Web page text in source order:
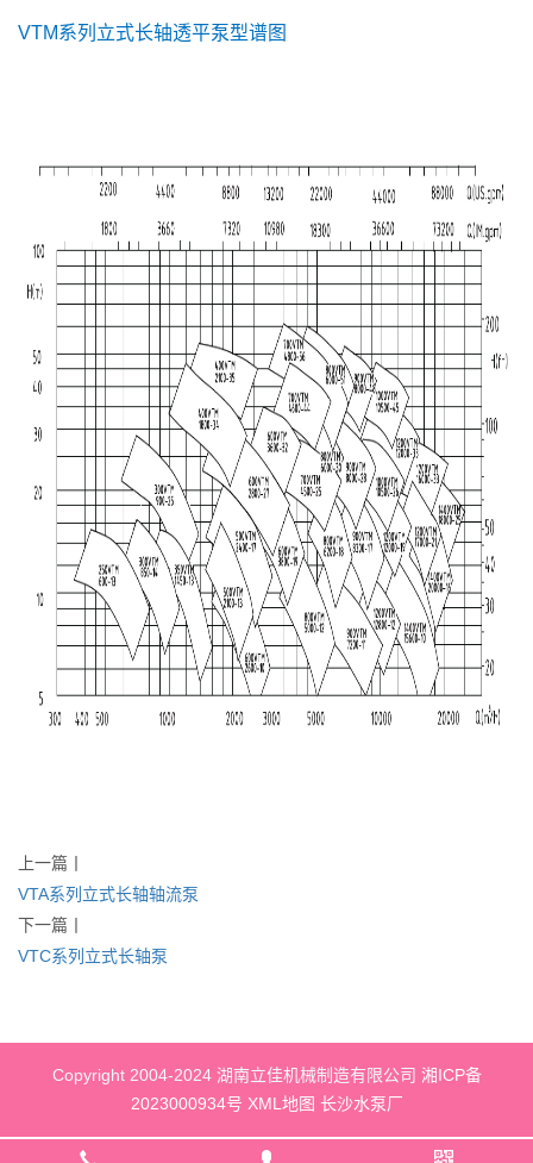
VTM系列立式长轴透平泵型谱图
上一篇
VTA系列立式长轴轴流泵
下一篇
VTC系列立式长轴泵
Copyright 2004-2024 湖南立佳机械制造有限公司 湘ICP备
2023000934号 XML地图 长沙水泵厂